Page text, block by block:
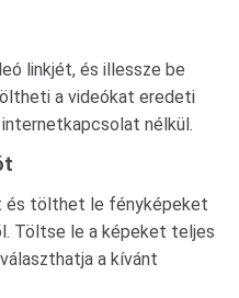
linkjét, és illessze be
a videókat eredeti
internetkapcsolat nélkül.
és tölthet le fényképeket
Töltse le a képeket teljes
a kívánt